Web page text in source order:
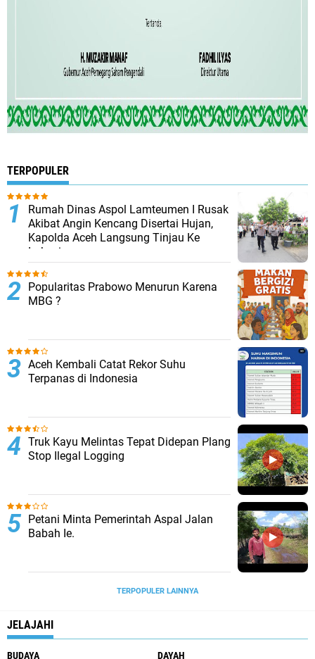
TERPOPULER
Rumah Dinas Aspol Lamteumen I Rusak
Akibat Angin Kencang Disertai Hujan,
Kapolda Aceh Langsung Tinjau Ke
Lokasi
Popularitas Prabowo Menurun Karena
MBG ?
Aceh Kembali Catat Rekor Suhu
Terpanas di Indonesia
Truk Kayu Melintas Tepat Didepan Plang
Stop Ilegal Logging
Petani Minta Pemerintah Aspal Jalan
Babah Ie.
TERPOPULER LAINNYA
JELAJAHI
BUDAYA DAYAH